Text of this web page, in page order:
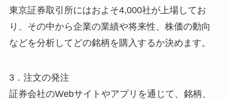
東京証券取引所にはおよそ4,000社が上場してお
り、その中から企業の業績や将来性、株価の動向
などを分析してどの銘柄を購入するか決めます。
3．注文の発注
証券会社のWebサイトやアプリを通じて、銘柄、